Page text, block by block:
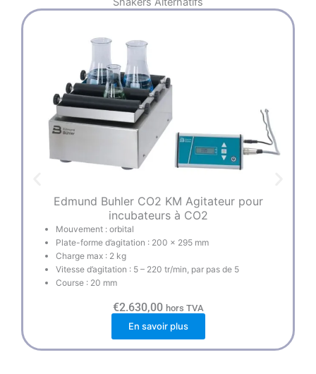
Edmund Buhler CO2 KM Agitateur pour
incubateurs à CO2
Mouvement : orbital
Plate-forme d’agitation : 200 x 295 mm
Charge max : 2 kg
Vitesse d’agitation : 5 – 220 tr/min, par pas de 5
Course : 20 mm
€2.630,00 hors TVA
En savoir plus